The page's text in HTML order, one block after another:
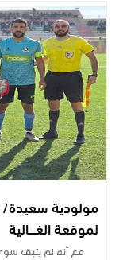
مولودية سعيدة/
لموقعة الغــــالية
مع أنه لم يتبق سوى 72 ساعة عن موعد